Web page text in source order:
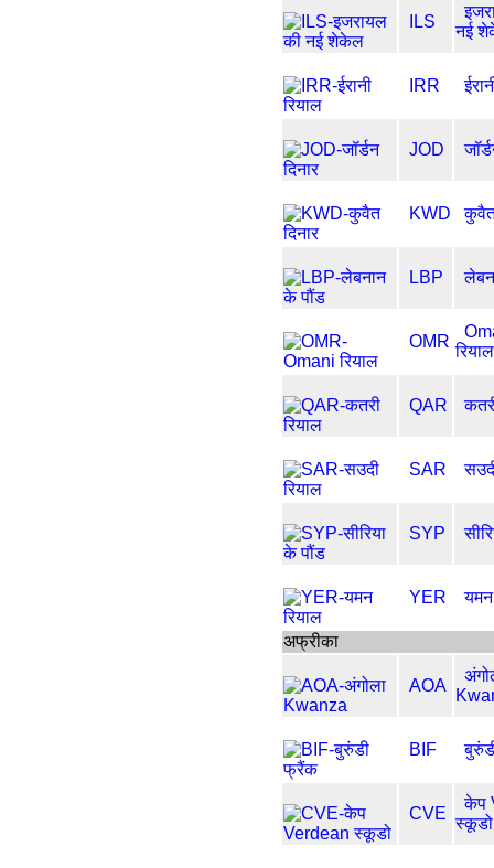
ILS
नई
IRR
JOD
KWD कुवैत
LBP
OMR
रियाल
QAR
SAR
SYP
YER यमन
अफ्रीका
AOA
BIF
CVE
केप
स्कूडो